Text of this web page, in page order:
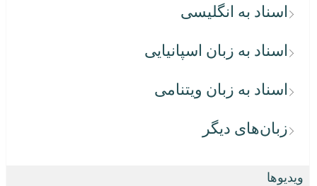
اسناد به انگلیسی
اسناد به زبان اسپانیایی
اسناد به زبان ویتنامی
زبان‌های دیگر
ویدیوها